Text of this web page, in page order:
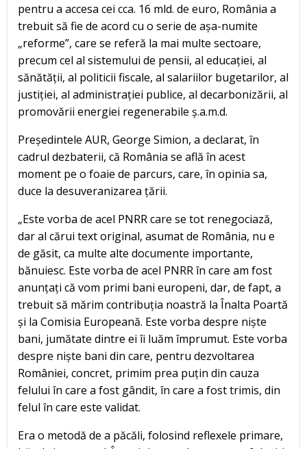
pentru a accesa cei cca. 16 mld. de euro, România a
trebuit să fie de acord cu o serie de așa-numite
„reforme”, care se referă la mai multe sectoare,
precum cel al sistemului de pensii, al educației, al
sănătății, al politicii fiscale, al salariilor bugetarilor, al
justiției, al administrației publice, al decarbonizării, al
promovării energiei regenerabile ș.a.m.d.
Președintele AUR, George Simion, a declarat, în
cadrul dezbaterii, că România se află în acest
moment pe o foaie de parcurs, care, în opinia sa,
duce la desuveranizarea țării.
„Este vorba de acel PNRR care se tot renegociază,
dar al cărui text original, asumat de România, nu e
de găsit, ca multe alte documente importante,
bănuiesc. Este vorba de acel PNRR în care am fost
anunțați că vom primi bani europeni, dar, de fapt, a
trebuit să mărim contribuția noastră la Înalta Poartă
și la Comisia Europeană. Este vorba despre niște
bani, jumătate dintre ei îi luăm împrumut. Este vorba
despre niște bani din care, pentru dezvoltarea
României, concret, primim prea puțin din cauza
felului în care a fost gândit, în care a fost trimis, din
felul în care este validat.
Era o metodă de a păcăli, folosind reflexele primare,